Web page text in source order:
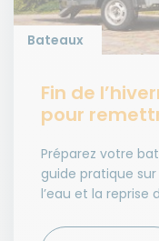
Bateaux
Fin de
pour
Préparez votre
guide pratique
l’eau et la reprise